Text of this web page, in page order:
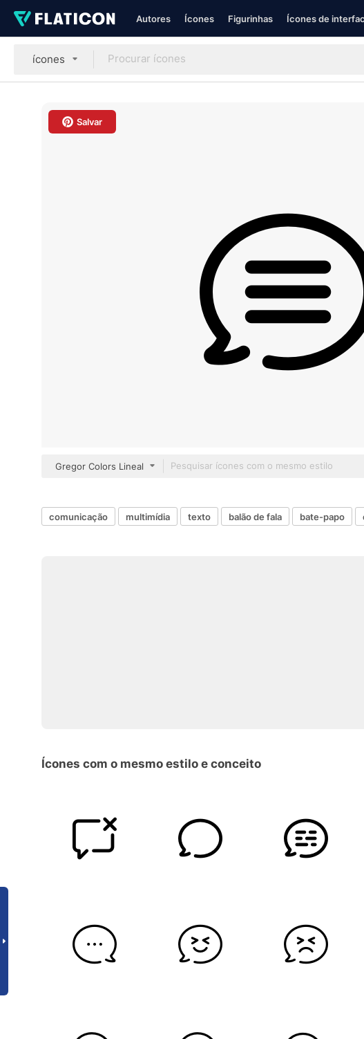
Autores Ícones Figurinhas Ícones de
ícones
Salvar
Gregor Colors Lineal
comunicação multimídia texto balão de fala bate-papo
Ícones com o mesmo estilo e conceito